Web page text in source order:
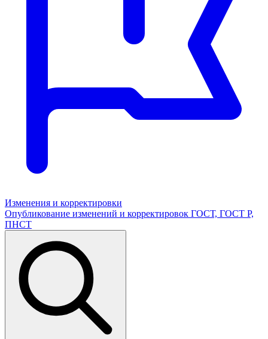
Изменения и корректировки
Опубликование изменений и корректировок ГОСТ, ГОСТ Р,
ПНСТ